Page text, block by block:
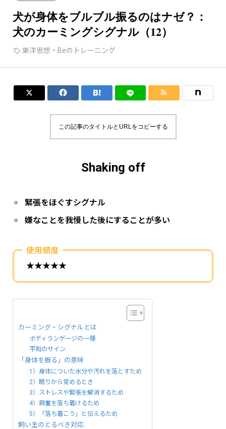
犬が身体をブルブル振るのはナゼ？：
犬のカーミングシグナル（12）
東洋思想・Beのトレーニング
   
この記事のタイトルとURLをコピーする
Shaking off
緊張をほぐすシグナル
嫌なことを我慢した後にすることが多い
使用頻度
★★★★★
カーミング・シグナルとは
ボディランゲージの一種
平和のサイン
「身体を振る」の意味
1）身体についた水分や汚れを落とすため
2）眠りから覚めるとき
3）ストレスや緊張を解消するため
4）興奮を落ち着けるため
5）「落ち着こう」と伝えるため
飼い主のとるべき対応